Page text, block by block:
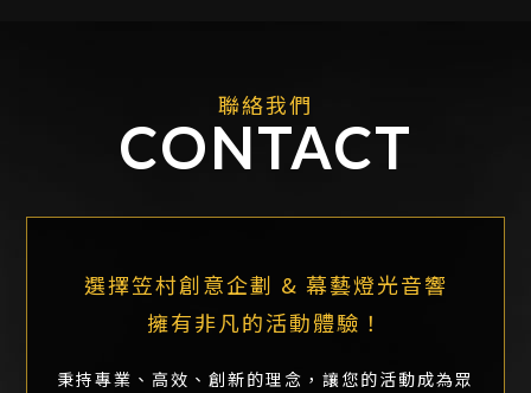
聯絡我們
CONTACT
選擇笠村創意企劃 & 幕藝燈光音響
擁有非凡的活動體驗！
秉持專業、高效、創新的理念，讓您的活動成為眾